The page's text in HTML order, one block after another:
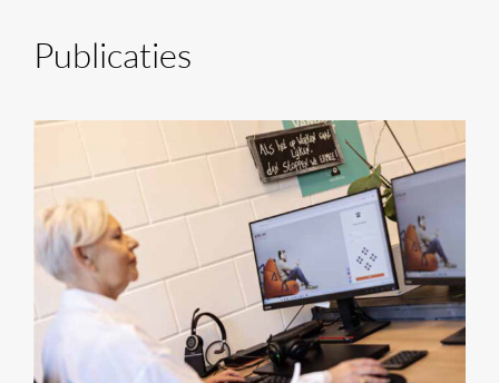
Publicaties